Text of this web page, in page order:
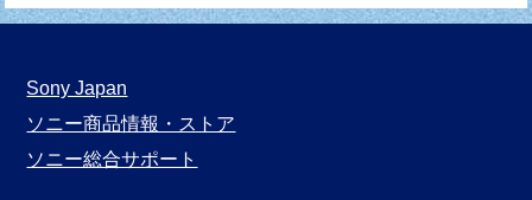
ン
月
別
表
Sony Japan
ソニー商品情報・ストア
ソニー総合サポート